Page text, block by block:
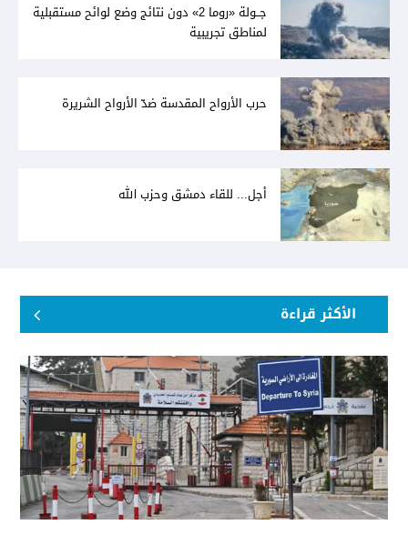
جــولة «روما 2» دون نتائج وضع لوائح مستقبلية
لمناطق تجريبية
حرب الأرواح المقدسة ضدّ الأرواح الشريرة
أجل... للقاء دمشق وحزب الله
الأكثر قراءة